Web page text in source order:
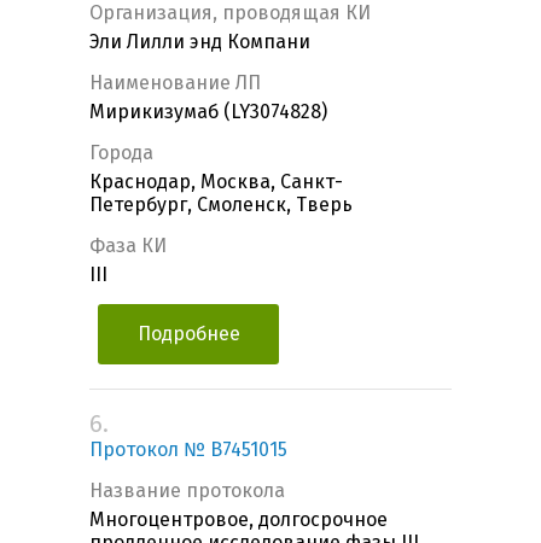
Организация, проводящая КИ
Эли Лилли энд Компани
Наименование ЛП
Мирикизумаб (LY3074828)
Города
Краснодар, Москва, Санкт-
Петербург, Смоленск, Тверь
Фаза КИ
Подробнее
6.
Протокол № В7451015
Название протокола
Многоцентровое, долгосрочное